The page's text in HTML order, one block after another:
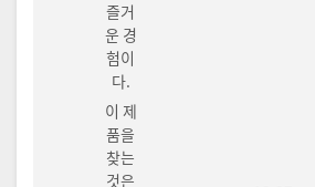
즐거
운 경
험이
다.
이 제
품을
찾는
것은